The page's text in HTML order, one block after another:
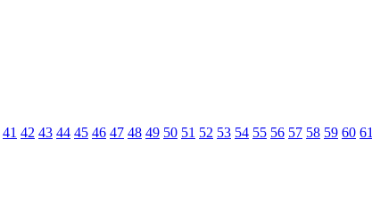
41 42 43 44 45 46 47 48 49 50 51 52 53 54 55 56 57 58 59 60 61